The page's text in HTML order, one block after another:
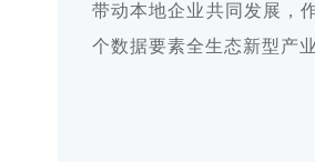
带动本地企业共同发展，
个数据要素全生态新型产业